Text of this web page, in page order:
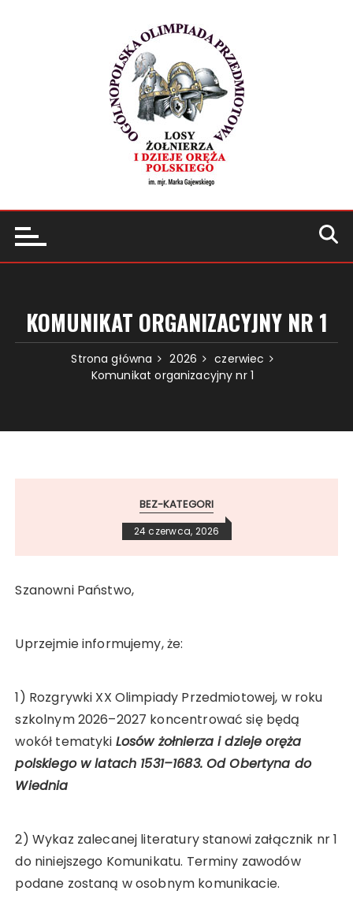
KOMUNIKAT ORGANIZACYJNY NR 1
Strona główna 2026
czerwiec
Komunikat organizacyjny nr 1
BEZ-KATEGORI
24 czerwca, 2026
Szanowni Państwo,
Uprzejmie informujemy, że:
1) Rozgrywki XX Olimpiady Przedmiotowej, w roku
szkolnym 2026–2027 koncentrować się będą
wokół tematyki Losów żołnierza i dzieje oręża
polskiego w latach 1531–1683. Od Obertyna do
Wiednia
2) Wykaz zalecanej literatury stanowi załącznik nr 1
do niniejszego Komunikatu. Terminy zawodów
podane zostaną w osobnym komunikacie.